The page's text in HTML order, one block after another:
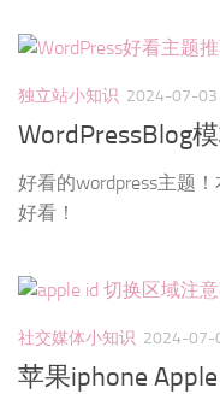
独立站小知识 2024-07-03
WordPressBlog
好看的wordpress主题
好看！
社交媒体小知识 2024-07-
苹果iphone